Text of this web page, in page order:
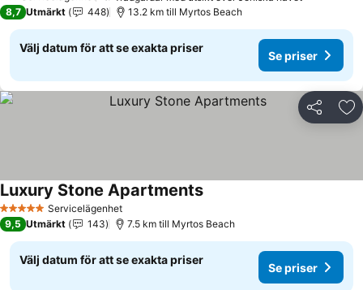
8,7 Utmärkt 448 13.2 km till Myrtos Beach
Välj datum för att se exakta priser
Se priser
Dela
5 Stjärnor Servicelägenhet
Luxury Stone ApartmentsSe priser
9,5 Utmärkt 143 7.5 km till Myrtos Beach
Välj datum för att se exakta priser
Se priser